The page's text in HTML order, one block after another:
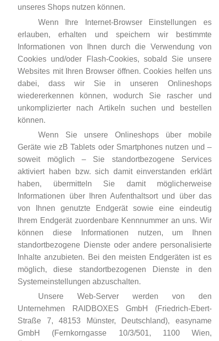
unseres Shops nutzen können.
Wenn Ihre Internet-Browser Einstellungen es
erlauben, erhalten und speichern wir bestimmte
Informationen von Ihnen durch die Verwendung von
Cookies und/oder Flash-Cookies, sobald Sie unsere
Websites mit Ihren Browser öffnen. Cookies helfen uns
dabei, dass wir Sie in unseren Onlineshops
wiedererkennen können, wodurch Sie rascher und
unkomplizierter nach Artikeln suchen und bestellen
können.
Wenn Sie unsere Onlineshops über mobile
Geräte wie zB Tablets oder Smartphones nutzen und –
soweit möglich – Sie standortbezogene Services
aktiviert haben bzw. sich damit einverstanden erklärt
haben, übermitteln Sie damit möglicherweise
Informationen über Ihren Aufenthaltsort und über das
von Ihnen genutzte Endgerät sowie eine eindeutig
Ihrem Endgerät zuordenbare Kennnummer an uns. Wir
können diese Informationen nutzen, um Ihnen
standortbezogene Dienste oder andere personalisierte
Inhalte anzubieten. Bei den meisten Endgeräten ist es
möglich, diese standortbezogenen Dienste in den
Systemeinstellungen abzuschalten.
Unsere Web-Server werden von den
Unternehmen RAIDBOXES GmbH (Friedrich-Ebert-
Straße 7, 48153 Münster, Deutschland), easyname
GmbH (Fernkorngasse 10/3/501, 1100 Wien,